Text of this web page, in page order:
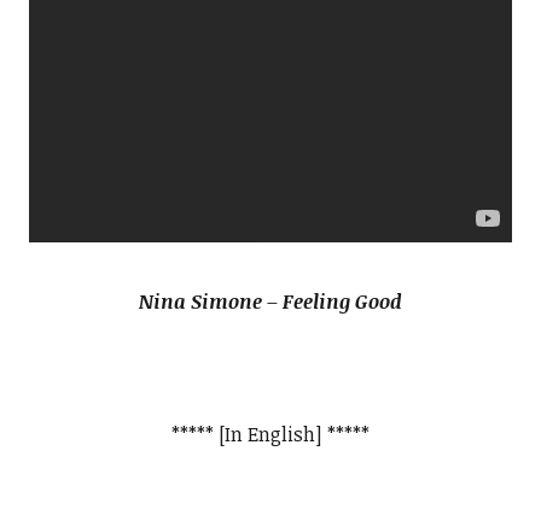
Nina Simone – Feeling Good
***** [In English] *****